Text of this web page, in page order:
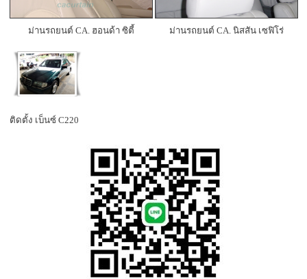
ม่านรถยนต์ CA. ฮอนด้า ซิตี้ ม่านรถยนต์ CA. นิสสัน เซฟิโร่
ติดตั้ง เบ็นซ์ C220